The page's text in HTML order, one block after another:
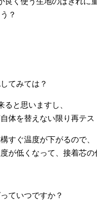
？
てみては？
と思いますし、
体を替えない限り再テ
すぐ温度が下がるので、
が低くなって、接着芯
ていつですか？